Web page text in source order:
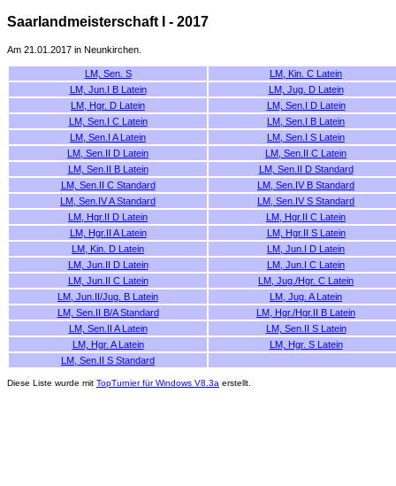
Saarlandmeisterschaft I - 2017
Am 21.01.2017 in Neunkirchen.
LM, Sen. S
LM, Kin. C Latein
LM, Jun.I B Latein
LM, Jug. D Latein
LM, Hgr. D Latein
LM, Sen.I D Latein
LM, Sen.I C Latein
LM, Sen.I B Latein
LM, Sen.I A Latein
LM, Sen.I S Latein
LM, Sen.II D Latein
LM, Sen.II C Latein
LM, Sen.II B Latein
LM, Sen.II D Standard
LM, Sen.II C Standard
LM, Sen.IV B Standard
LM, Sen.IV A Standard
LM, Sen.IV S Standard
LM, Hgr.II D Latein
LM, Hgr.II C Latein
LM, Hgr.II A Latein
LM, Hgr.II S Latein
LM, Kin. D Latein
LM, Jun.I D Latein
LM, Jun.II D Latein
LM, Jun.I C Latein
LM, Jun.II C Latein
LM, Jug./Hgr. C Latein
LM, Jun.II/Jug. B Latein
LM, Jug. A Latein
LM, Sen.II B/A Standard
LM, Hgr./Hgr.II B Latein
LM, Sen.II A Latein
LM, Sen.II S Latein
LM, Hgr. A Latein
LM, Hgr. S Latein
LM, Sen.II S Standard
Diese Liste wurde mit TopTurnier für Windows V8.3a erstellt.